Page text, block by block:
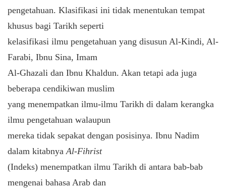
pengetahuan. Klasifikasi ini tidak menentukan tempat
khusus bagi Tarikh seperti
kelasifikasi ilmu pengetahuan yang disusun Al-Kindi, Al-
Farabi, Ibnu Sina, Imam
Al-Ghazali dan Ibnu Khaldun. Akan tetapi ada juga
beberapa cendikiwan muslim
yang menempatkan ilmu-ilmu Tarikh di dalam kerangka
ilmu pengetahuan walaupun
mereka tidak sepakat dengan posisinya. Ibnu Nadim
dalam kitabnya Al-Fihrist
(Indeks) menempatkan ilmu Tarikh di antara bab-bab
mengenai bahasa Arab dan